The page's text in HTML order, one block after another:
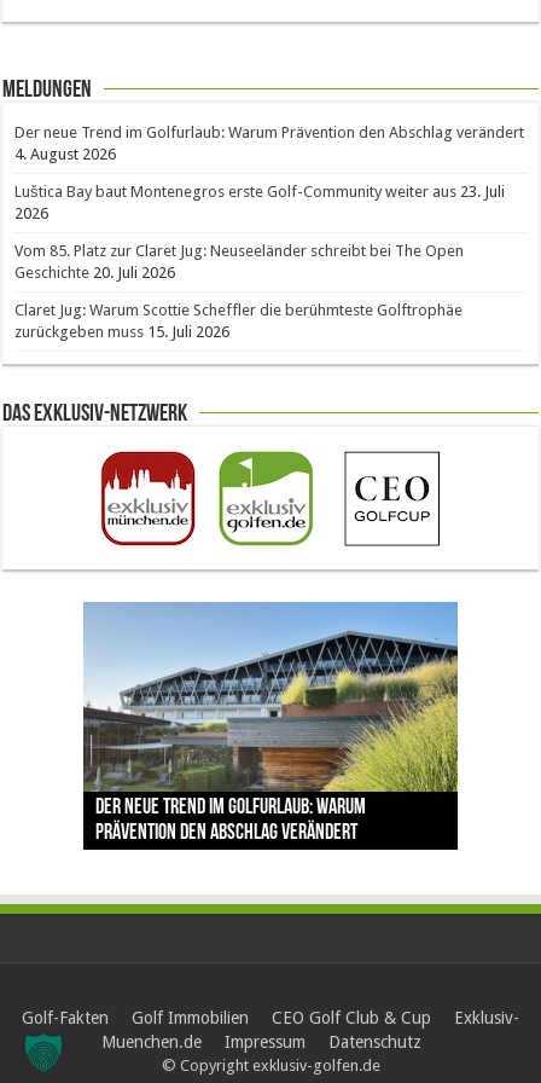
Meldungen
Der neue Trend im Golfurlaub: Warum Prävention den Abschlag verändert
4. August 2026
Luštica Bay baut Montenegros erste Golf-Community weiter aus 23. Juli
2026
Vom 85. Platz zur Claret Jug: Neuseeländer schreibt bei The Open
Geschichte 20. Juli 2026
Claret Jug: Warum Scottie Scheffler die berühmteste Golftrophäe
zurückgeben muss 15. Juli 2026
Das Exklusiv-Netzwerk
Der neue Trend im Golfurlaub: Warum
Prävention den Abschlag verändert
Luštica Bay baut Montenegros erste Golf-
Community weiter aus
Vom 85. Platz zur Claret Jug: Neuseeländer
schreibt bei The Open Geschichte
Claret Jug: Warum Scottie Scheffler die
berühmteste Golftrophäe zurückgeben muss
The Open 2026 in Royal Birkdale: Warum der
traditionsreiche Linksplatz zu den größten
Herausforderungen im Golfsport zählt
Golf-Fakten Golf Immobilien CEO Golf Club & Cup
Exklusiv-
Muenchen.de
Impressum Datenschutz
© Copyright exklusiv-golfen.de